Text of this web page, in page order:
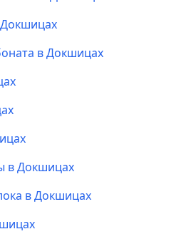
в Докшицах
в Докшицах
в Докшицах